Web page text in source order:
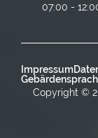
Impressum
Copyright ©